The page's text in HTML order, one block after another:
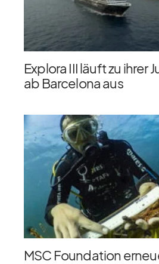
Explora III läuft zu ihrer
ab Barcelona aus
MSC Foundation